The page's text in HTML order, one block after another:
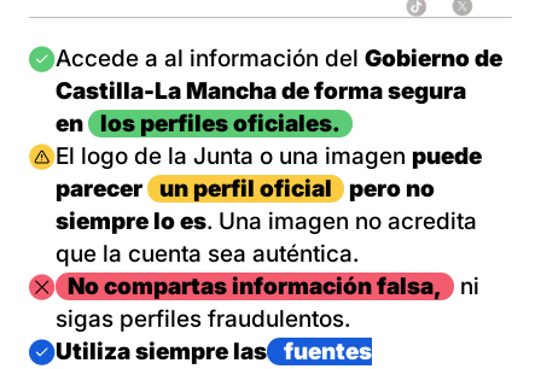
Imagen
Accede a al información del Gobierno de
Castilla-La Mancha de forma segura
en
los perfiles oficiales.
Imagen
El logo de la Junta o una imagen puede
parecer
un perfil oficial
pero no
siempre lo es. Una imagen no acredita
que la cuenta sea auténtica.
ImagenNo compartas información falsa,
ni
sigas perfiles fraudulentos.
Imagen
Utiliza siempre las
fuentes